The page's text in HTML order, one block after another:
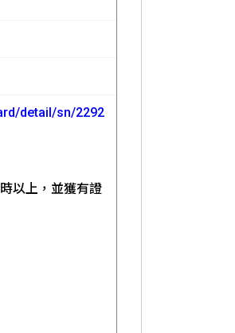
detail/sn/2292
以上，並獲有證